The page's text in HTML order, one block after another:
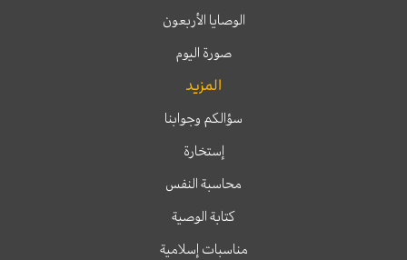
الوصايا الأربعون
صورة اليوم
المزيد
سؤالكم وجوابنا
إستخارة
محاسبة النفس
كتابة الوصية
مناسبات إسلامية